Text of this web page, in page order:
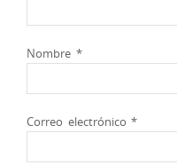
Nombre *
Correo electrónico*